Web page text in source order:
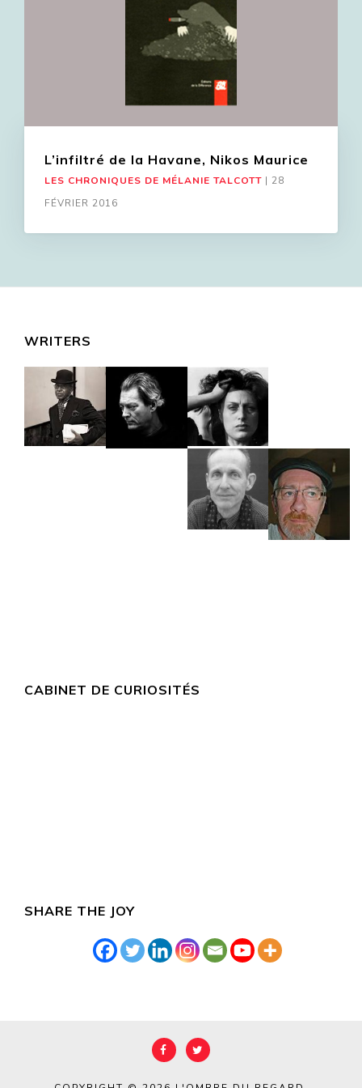
L’infiltré de la Havane, Nikos Maurice
LES CHRONIQUES DE MÉLANIE TALCOTT | 28
FÉVRIER 2016
WRITERS
CABINET DE CURIOSITÉS
SHARE THE JOY